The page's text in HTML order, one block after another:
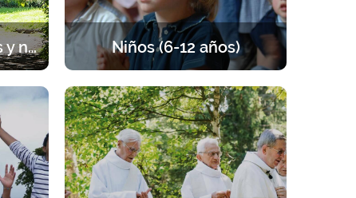
Sesiones para parejas y novios Niños (6-12 años)
Un programa equilibrado entre
oración, enseñanzas, juegos y
actividades.